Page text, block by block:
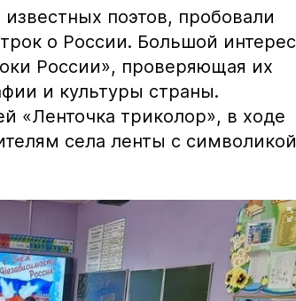
поэтов, пробовали
о России. Большой интерес
России», проверяющая их
и культуры страны.
«Ленточка триколор», в ходе
села ленты с символикой